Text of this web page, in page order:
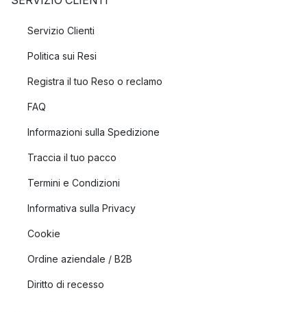
Servizio Clienti
Politica sui Resi
Registra il tuo Reso o reclamo
FAQ
Informazioni sulla Spedizione
Traccia il tuo pacco
Termini e Condizioni
Informativa sulla Privacy
Cookie
Ordine aziendale / B2B
Diritto di recesso